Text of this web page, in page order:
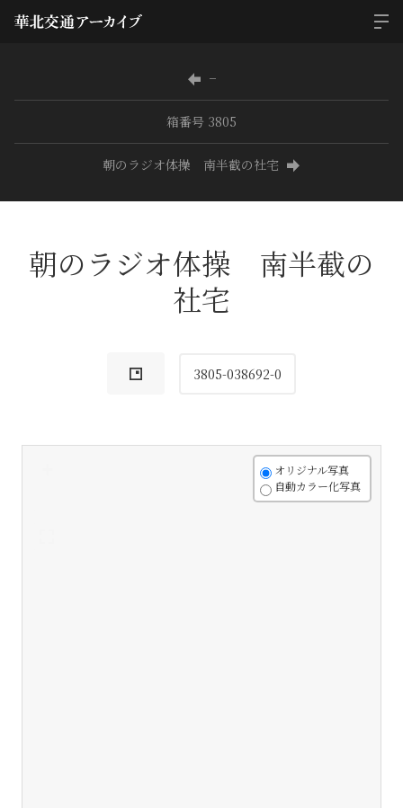
−
箱番号 3805
朝のラジオ体操 南半截の社宅
朝のラジオ体操 南半截の
社宅
3805-038692-0
オリジナル写真
自動カラー化写真